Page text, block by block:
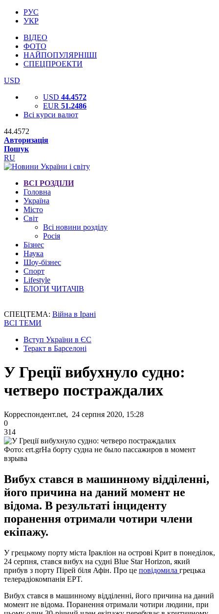
РУС
УКР
ВІДЕО
ФОТО
НАЙПОПУЛЯРНІШІ
СПЕЦПРОЕКТИ
USD
USD 44.4572
EUR 51.2486
Всі курси валют
44.4572
Авторизація
Пошук
RU
ВСІ РОЗДІЛИ
Головна
Україна
Місто
Світ
Всі новини розділу
Росія
Бізнес
Наука
Шоу-бізнес
Спорт
Lifestyle
БЛОГИ ЧИТАЧІВ
СПЕЦТЕМА: Війна в Ірані
ВСІ ТЕМИ
Вступ України в ЄС
Теракт в Барселоні
У Греції вибухнуло судно:
четверо постраждалих
Корреспондент.net, 24 серпня 2020, 15:28
0
314
Фото: ert.grНа борту судна не было пассажиров в момент
взрыва
Вибух стався в машинному відділенні,
його причина на даний момент не
відома. В результаті інциденту
поранення отримали чотири члени
екіпажу.
У грецькому порту міста Іракліон на острові Крит в понеділок,
24 серпня, стався вибух на судні Blue Star Horizon, який
прибув з порту Пірей біля Афін. Про це повідомила грецька
телерадіокомпанія EPT.
Вибух стався в машинному відділенні, його причина на даний
момент не відома. Поранення отримали чотири людини, при